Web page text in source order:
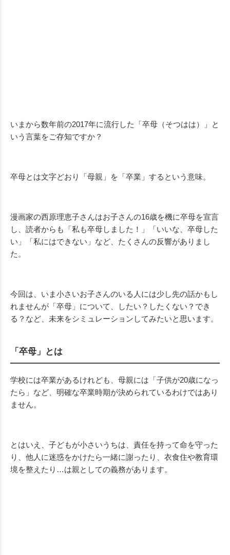
いまから数年前の2017年に流行した「卒母（そつはは）」と
いう言葉をご存知ですか？
卒母とは文字どおり「母親」を「卒業」するという意味。
漫画家の西原理恵子さんはお子さんの16歳を機に卒母を宣言
し、読者からも「私も卒母しました！」「いいな、卒母した
い」「私にはできない」など、たくさんの反響がありまし
た。
今回は、いま小さいお子さんのいる人には少し先の話かもし
れませんが「卒母」について、したい？したくない？でき
る？など、未来をシミュレーションしてみたいと思います。
「卒母」とは
学校には卒業があるけれども、母親には「子供が20歳になっ
たら」など、明確な卒業時期が決められているわけではあり
ません。
とはいえ、子どもが小さいうちは、責任を持って命を守った
り、他人に迷惑をかけたら一緒に謝ったり、衣食住や教育環
境を整えたり…は親としての義務があります。